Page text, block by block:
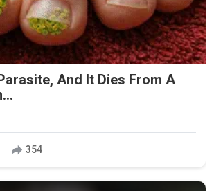
And It Dies From A
354